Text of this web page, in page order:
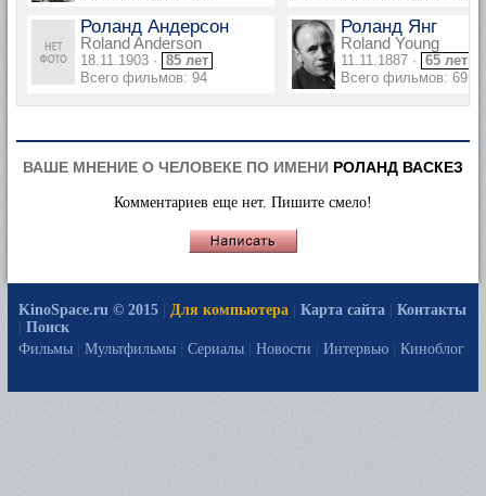
Роланд Андерсон
Roland Anderson
18.11.1903 · 85 лет
Всего фильмов: 94
Роланд Янг
Roland Young
11.11.1887 · 65 лет
Всего фильмов: 69
ВАШЕ МНЕНИЕ О ЧЕЛОВЕКЕ ПО ИМЕНИ РОЛАНД ВАСКЕЗ
Комментариев еще нет. Пишите смело!
KinoSpace.ru © 2015 Для компьютера Карта сайта
Контакты
Поиск
Фильмы
Мультфильмы Сериалы Новости Интервью Киноблог